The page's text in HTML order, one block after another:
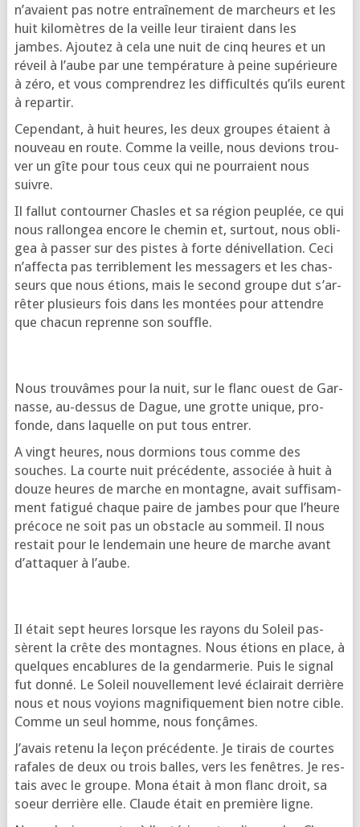
n’a­vaient pas notre entraî­ne­ment de mar­cheurs et les
huit kilo­mètres de la veille leur tiraient dans les
jambes. Ajou­tez à cela une nuit de cinq heures et un
réveil à l’aube par une tem­pé­ra­ture à peine supé­rieure
à zéro, et vous com­pren­drez les dif­fi­cul­tés qu’ils eurent
à repartir.
Cepen­dant, à huit heures, les deux groupes étaient à
nou­veau en route. Comme la veille, nous devions trou­
ver un gîte pour tous ceux qui ne pour­raient nous
suivre.
Il fal­lut contour­ner Chasles et sa région peu­plée, ce qui
nous ral­lon­gea encore le che­min et, sur­tout, nous obli­
gea à pas­ser sur des pistes à forte déni­vel­la­tion. Ceci
n’af­fec­ta pas ter­ri­ble­ment les mes­sa­gers et les chas­
seurs que nous étions, mais le second groupe dut s’ar­
rê­ter plu­sieurs fois dans les mon­tées pour attendre
que cha­cun reprenne son souffle.
Nous trou­vâmes pour la nuit, sur le flanc ouest de Gar­
nasse, au-des­sus de Dague, une grotte unique, pro­
fonde, dans laquelle on put tous entrer.
A vingt heures, nous dor­mions tous comme des
souches. La courte nuit pré­cé­dente, asso­ciée à huit à
douze heures de marche en mon­tagne, avait suf­fi­sam­
ment fati­gué chaque paire de jambes pour que l’heure
pré­coce ne soit pas un obs­tacle au som­meil. Il nous
res­tait pour le len­de­main une heure de marche avant
d’at­ta­quer à l’aube.
Il était sept heures lorsque les rayons du Soleil pas­
sèrent la crête des mon­tagnes. Nous étions en place, à
quelques enca­blures de la gen­dar­me­rie. Puis le signal
fut don­né. Le Soleil nou­vel­le­ment levé éclai­rait der­rière
nous et nous voyions magni­fi­que­ment bien notre cible.
Comme un seul homme, nous fonçâmes.
J’a­vais rete­nu la leçon pré­cé­dente. Je tirais de courtes
rafales de deux ou trois balles, vers les fenêtres. Je res­
tais avec le groupe. Mona était à mon flanc droit, sa
soeur der­rière elle. Claude était en pre­mière ligne.